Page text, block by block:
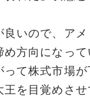
良いので、ア
め方向になっ
って株式市場
王を目覚めさ